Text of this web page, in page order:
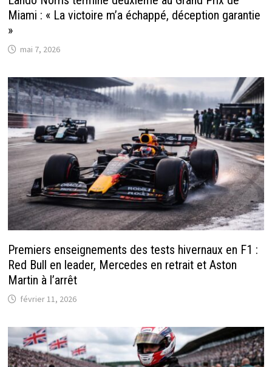
Miami : « La victoire m’a échappé, déception garantie
»
mai 7, 2026
Premiers enseignements des tests hivernaux en F1 :
Red Bull en leader, Mercedes en retrait et Aston
Martin à l’arrêt
février 11, 2026